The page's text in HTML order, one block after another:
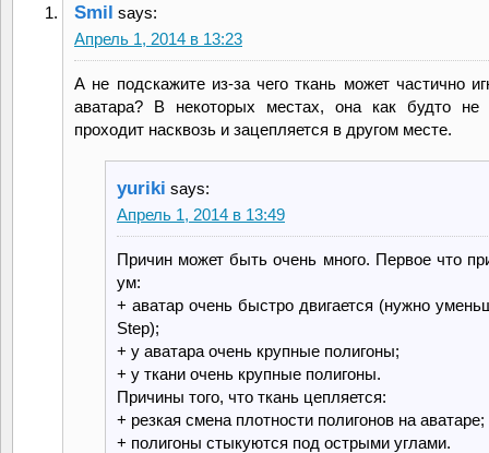
Smil says:
Апрель 1, 2014 в 13:23
А не подскажите из-за чего ткань может частично
аватара? В некоторых местах, она как будто не
проходит насквозь и зацепляется в другом месте.
yuriki says:
Апрель 1, 2014 в 13:49
Причин может быть очень много. Первое что
ум:
+ аватар очень быстро двигается (нужно
Step);
+ у аватара очень крупные полигоны;
+ у ткани очень крупные полигоны.
Причины того, что ткань цепляется:
+ резкая смена плотности полигонов на аватаре;
+ полигоны стыкуются под острыми углами.